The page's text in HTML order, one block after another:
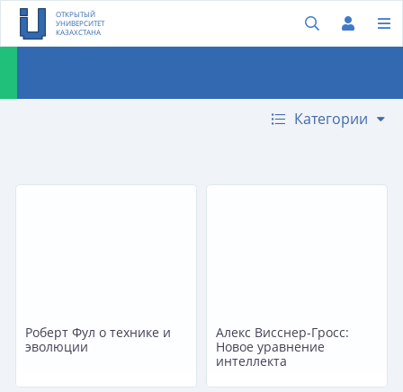
ОТКРЫТЫЙ
УНИВЕРСИТЕТ
КАЗАХСТАНА
Категории
Роберт Фул о технике и
эволюции
Алекс Висснер-Гросс:
Новое уравнение
интеллекта